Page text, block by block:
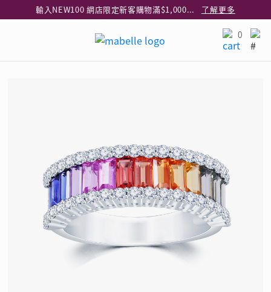
輸入NEW100 網店限定新客購物滿$1,000減$100
了解更多
指定純銀動物耳環2件享7折
0